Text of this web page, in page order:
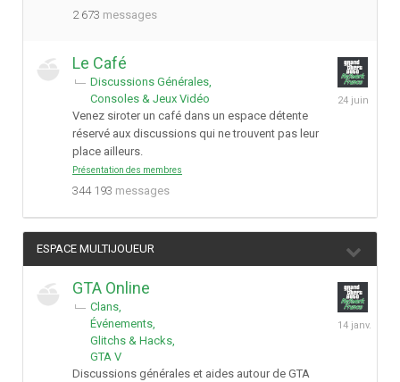
2 673 messages
Le Café
Discussions Générales
Consoles & Jeux Vidéo
Venez siroter un café dans un espace détente
réservé aux discussions qui ne trouvent pas leur
place ailleurs.
Présentation des membres
344 193 messages
24
ESPACE MULTIJOUEUR
GTA Online
Clans
Événements
Glitchs & Hacks
GTA V
Discussions générales et aides autour de GTA
14